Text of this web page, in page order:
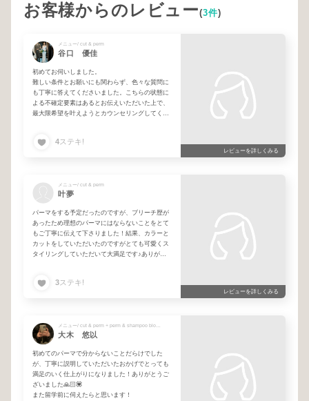
お客様からのレビュー(3件)
メニュー/ cut & perm
谷口 優佳
初めてお伺いしました。
難しい条件とお願いにも関わらず、色々な質問に
も丁寧に答えてくださいました。こちらの状態に
よる不確定要素はあるとお伝えいただいた上で、
最大限希望を叶えようとカウンセリングしてくだ
を伝えてから施術してくださり安心してお任せで
丁寧な対応をありがとうございました♡またお伺
いさせていただきます🙂‍↕️
4ステキ!
レビューを詳しくみる
メニュー/ cut & perm
叶夢
パーマをする予定だったのですが、ブリーチ歴が
あったため理想のパーマにはならないことをとて
もご丁寧に伝えて下さりました！結果、カラーと
カットをしていただいたのですがとても可愛くス
タイリングしていただいて大満足です♪ありがと
3ステキ!
レビューを詳しくみる
大木 悠以
初めてのパーマで分からないことだらけでした
が、丁寧に説明していただいたおかげでとっても
満足のいく仕上がりになりました！ありがとうご
ざいました🙏🏻💟
また留学前に伺えたらと思います！